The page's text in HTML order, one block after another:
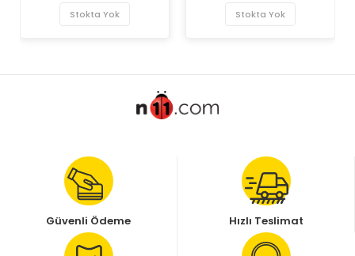
Stokta Yok Stokta Yok
Güvenli Ödeme Hızlı Teslimat